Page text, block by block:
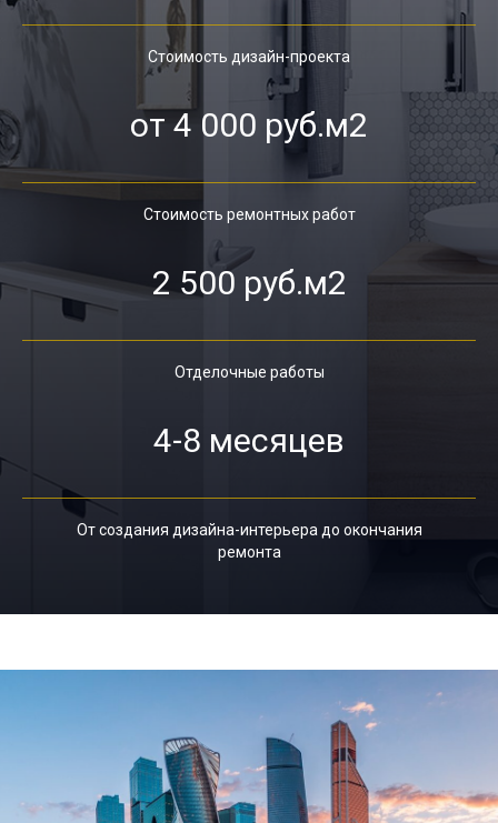
Стоимость дизайн-проекта
от 4 000 руб.м2
Стоимость ремонтных работ
2 500 руб.м2
Отделочные работы
4-8 месяцев
От создания дизайна-интерьера до окончания
ремонта